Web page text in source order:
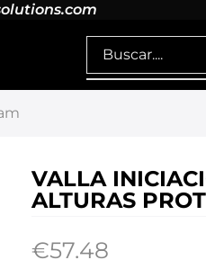
VALLA
ALTURAS
€57.48